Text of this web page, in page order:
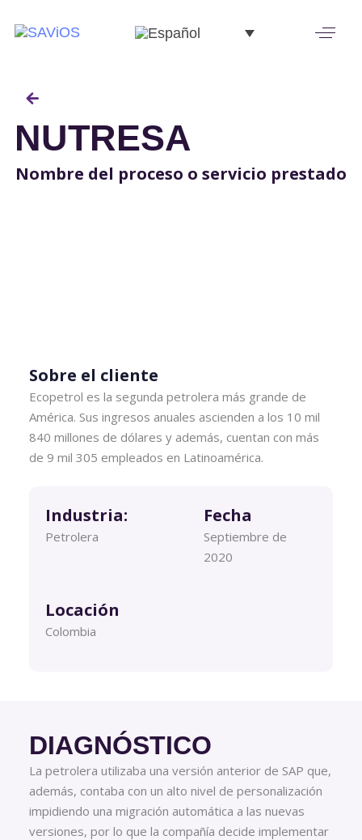
NUTRESA
Nombre del proceso o servicio prestado
Sobre el cliente
Ecopetrol es la segunda petrolera más grande de
América. Sus ingresos anuales ascienden a los 10 mil
840 millones de dólares y además, cuentan con más
de 9 mil 305 empleados en Latinoamérica.
Industria:
Petrolera
Fecha
Septiembre de
2020
Locación
Colombia
DIAGNÓSTICO
La petrolera utilizaba una versión anterior de SAP que,
además, contaba con un alto nivel de personalización
impidiendo una migración automática a las nuevas
versiones, por lo que la compañía decide implementar